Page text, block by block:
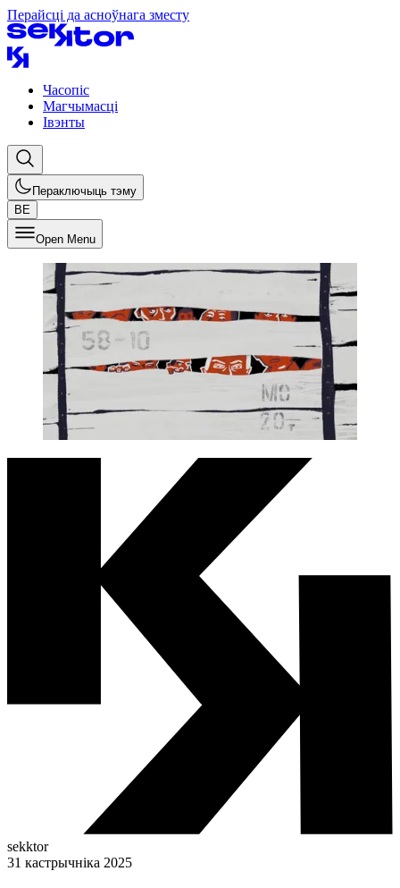
Перайсці да асноўнага зместу
Часопіс
Магчымасці
Івэнты
Пераключыць тэму
BE
Open Menu
sekktor
31 кастрычніка 2025